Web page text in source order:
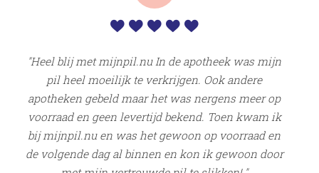
Heel blij met mijnpil.nu In de apotheek was mijn
pil heel moeilijk te verkrijgen. Ook andere
apotheken gebeld maar het was nergens meer op
voorraad en geen levertijd bekend. Toen kwam ik
bij mijnpil.nu en was het gewoon op voorraad en
de volgende dag al binnen en kon ik gewoon door